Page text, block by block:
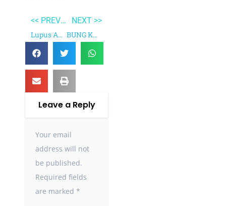
<< PREVIOUS
Lupus ABG
NEXT >>
BUNG KARNO MENGGUGAT!
Leave a Reply
Your email
address will not
be published.
Required fields
are marked *